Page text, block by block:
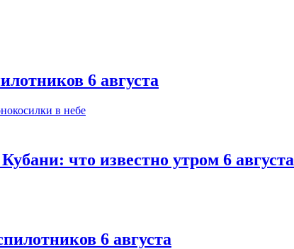
6 августа
что известно утром 6 августа
6 августа